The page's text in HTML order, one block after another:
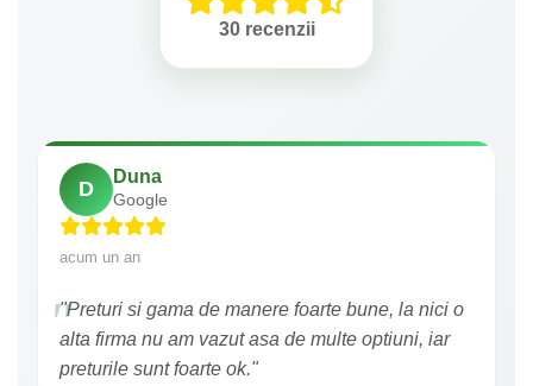
30 recenzii
D
Duna
Google
acum un an
"Preturi si gama de manere foarte bune, la nici o
alta firma nu am vazut asa de multe optiuni, iar
preturile sunt foarte ok."